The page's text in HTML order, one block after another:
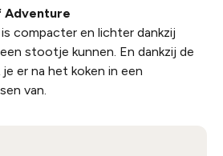
Adventure
compacter en lichter dankzij
stootje kunnen. En dankzij de
er na het koken in een
van.